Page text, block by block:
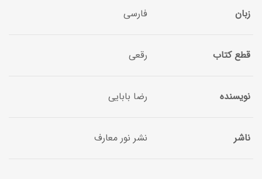
زبان فارسی
قطع کتاب رقعی
نویسنده رضا بابایی
ناشر نشر نور معارف